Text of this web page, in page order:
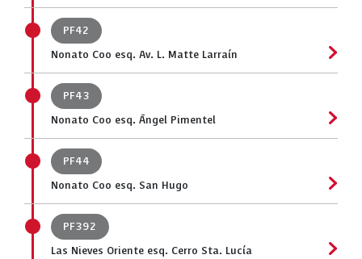
PF42
Nonato Coo esq. Av. L. Matte Larraín
PF43
Nonato Coo esq. Ángel Pimentel
PF44
Nonato Coo esq. San Hugo
PF392
Las Nieves Oriente esq. Cerro Sta. Lucía